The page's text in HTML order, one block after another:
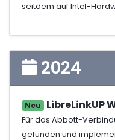
seitdem auf Intel-
2024
Neu LibreLinkUP
Für das Abbott-
gefunden und